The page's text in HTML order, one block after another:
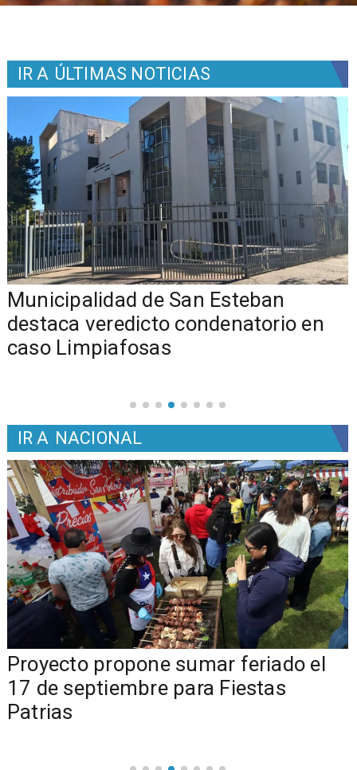
IR A ÚLTIMAS NOTICIAS
Municipalidad de San Esteban
destaca veredicto condenatorio en
caso Limpiafosas
IR A NACIONAL
Proyecto propone sumar feriado el
17 de septiembre para Fiestas
Patrias